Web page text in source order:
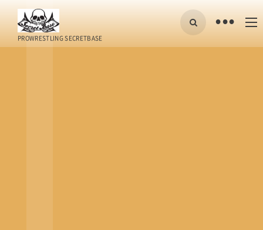
PROWRESTLING SECRETBASE
•